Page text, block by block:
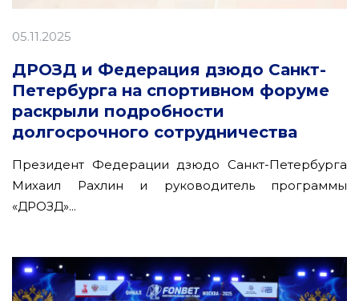
05.11.2025
ДРОЗД и Федерация дзюдо Санкт-
Петербурга на спортивном форуме
раскрыли подробности
долгосрочного сотрудничества
Президент Федерации дзюдо Санкт-Петербурга
Михаил Рахлин и руководитель программы
«ДРОЗД»...